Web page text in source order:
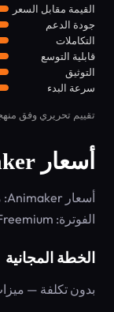
القيمة مقابل السعر
جودة الدعم
التكاملات
قابلية التوسع
التوثيق
سرعة البدء
تقييم تحريري وفق
أسعار Animaker
الفوترة: Freemium.
الخطة المجانية
بدون تكلفة —